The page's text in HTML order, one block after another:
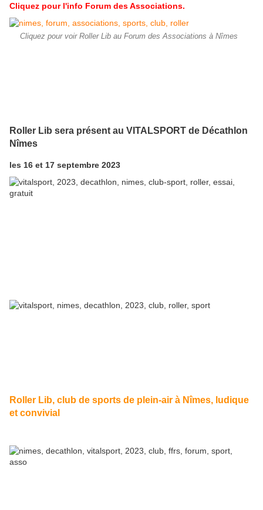
Cliquez pour l'info Forum des Associations.
Cliquez pour voir Roller Lib au Forum des Associations à Nîmes
Roller Lib sera présent au VITALSPORT de Décathlon
Nîmes
les 16 et 17 septembre 2023
Roller Lib, club de sports de plein-air à Nîmes, ludique
et convivial